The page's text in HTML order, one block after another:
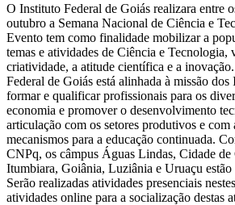
O Instituto Federal de Goiás realizara entre
outubro a Semana Nacional de Ciência e
Evento tem como finalidade mobilizar a
temas e atividades de Ciência e Tecnologia,
criatividade, a atitude científica e a
Federal de Goiás está alinhada à missão dos
formar e qualificar profissionais para os
economia e promover o desenvolvimento
articulação com os setores produtivos e com
mecanismos para a educação continuada.
CNPq, os câmpus Águas Lindas, Cidade de
Itumbiara, Goiânia, Luziânia e Uruaçu
Serão realizadas atividades presenciais
atividades online para a socialização destas